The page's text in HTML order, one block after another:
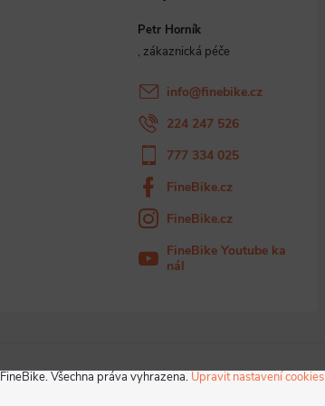
Petr Horník
info@finebike.cz
224 247 526
777 334 025
FineBike.cz
FineBike.cz
FineBike Youtube ka
nál
FineBike. Všechna práva vyhrazena. Upravit nastavení cookies